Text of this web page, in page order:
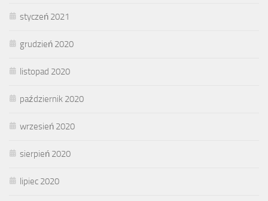
styczeń 2021
grudzień 2020
listopad 2020
październik 2020
wrzesień 2020
sierpień 2020
lipiec 2020